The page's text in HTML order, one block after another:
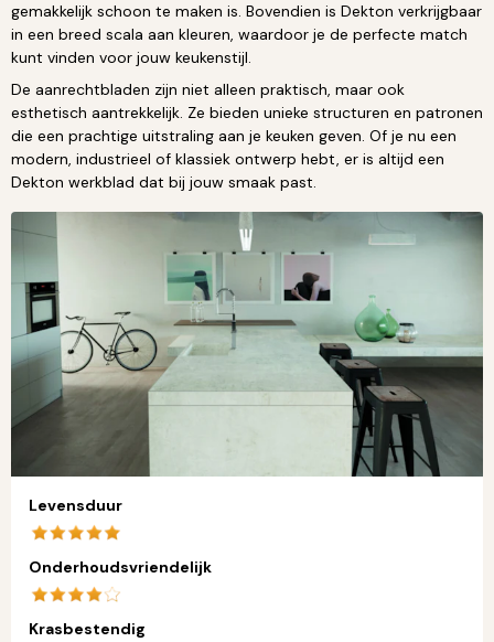
gemakkelijk schoon te maken is. Bovendien is Dekton verkrijgbaar
in een breed scala aan kleuren, waardoor je de perfecte match
kunt vinden voor jouw keukenstijl.
De aanrechtbladen zijn niet alleen praktisch, maar ook
esthetisch aantrekkelijk. Ze bieden unieke structuren en patronen
die een prachtige uitstraling aan je keuken geven. Of je nu een
modern, industrieel of klassiek ontwerp hebt, er is altijd een
Dekton werkblad dat bij jouw smaak past.
Levensduur
Onderhoudsvriendelijk
Krasbestendig